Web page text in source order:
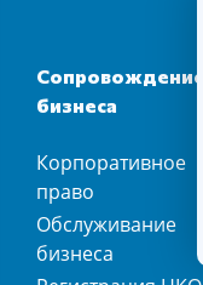
Сопровождение
бизнеса
Корпоративное
право
Обслуживание
бизнеса